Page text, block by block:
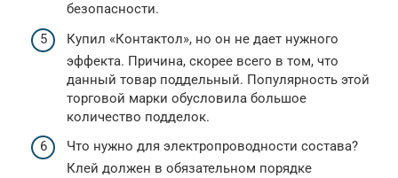
безопасности.
Купил «Контактол», но он не дает нужного
эффекта. Причина, скорее всего в том, что
данный товар поддельный. Популярность этой
торговой марки обусловила большое
количество подделок.
Что нужно для электропроводности состава?
Клей должен в обязательном порядке